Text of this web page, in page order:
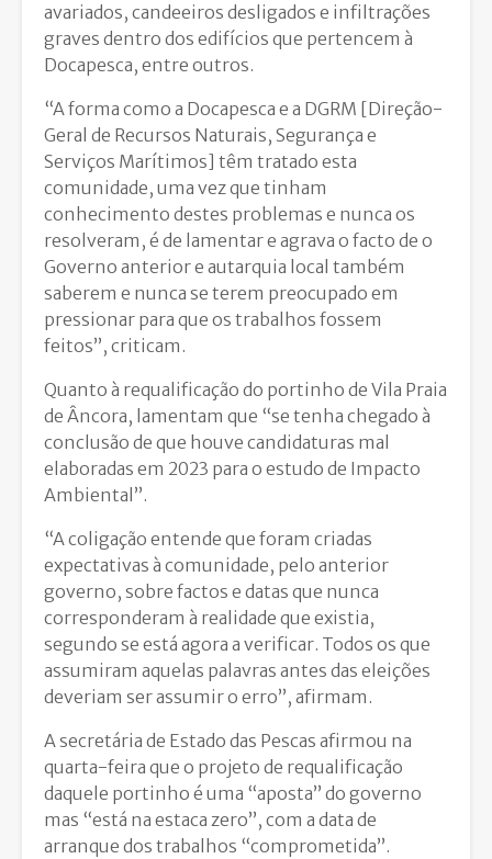
avariados, candeeiros desligados e infiltrações
graves dentro dos edifícios que pertencem à
Docapesca, entre outros.
“A forma como a Docapesca e a DGRM [Direção-
Geral de Recursos Naturais, Segurança e
Serviços Marítimos] têm tratado esta
comunidade, uma vez que tinham
conhecimento destes problemas e nunca os
resolveram, é de lamentar e agrava o facto de o
Governo anterior e autarquia local também
saberem e nunca se terem preocupado em
pressionar para que os trabalhos fossem
feitos”, criticam.
Quanto à requalificação do portinho de Vila Praia
de Âncora, lamentam que “se tenha chegado à
conclusão de que houve candidaturas mal
elaboradas em 2023 para o estudo de Impacto
Ambiental”.
“A coligação entende que foram criadas
expectativas à comunidade, pelo anterior
governo, sobre factos e datas que nunca
corresponderam à realidade que existia,
segundo se está agora a verificar. Todos os que
assumiram aquelas palavras antes das eleições
deveriam ser assumir o erro”, afirmam.
A secretária de Estado das Pescas afirmou na
quarta-feira que o projeto de requalificação
daquele portinho é uma “aposta” do governo
mas “está na estaca zero”, com a data de
arranque dos trabalhos “comprometida”.